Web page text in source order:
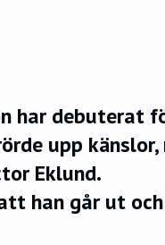
har debuterat
upp
Eklund.
han går ut